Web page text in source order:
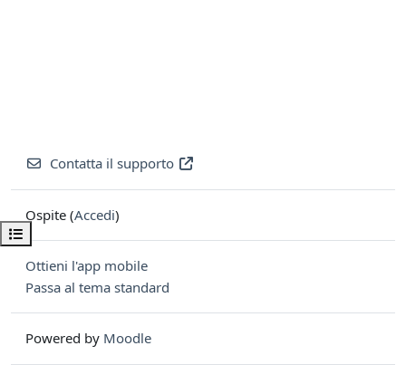
Apri indice del corso
Contatta il supporto
Ospite (Accedi)
Ottieni l'app mobile
Passa al tema standard
Powered by Moodle